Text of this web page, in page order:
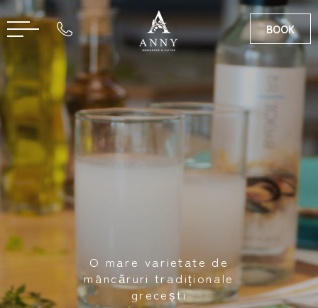
BOOK
O mare varietate de
mâncăruri tradiționale
grecești